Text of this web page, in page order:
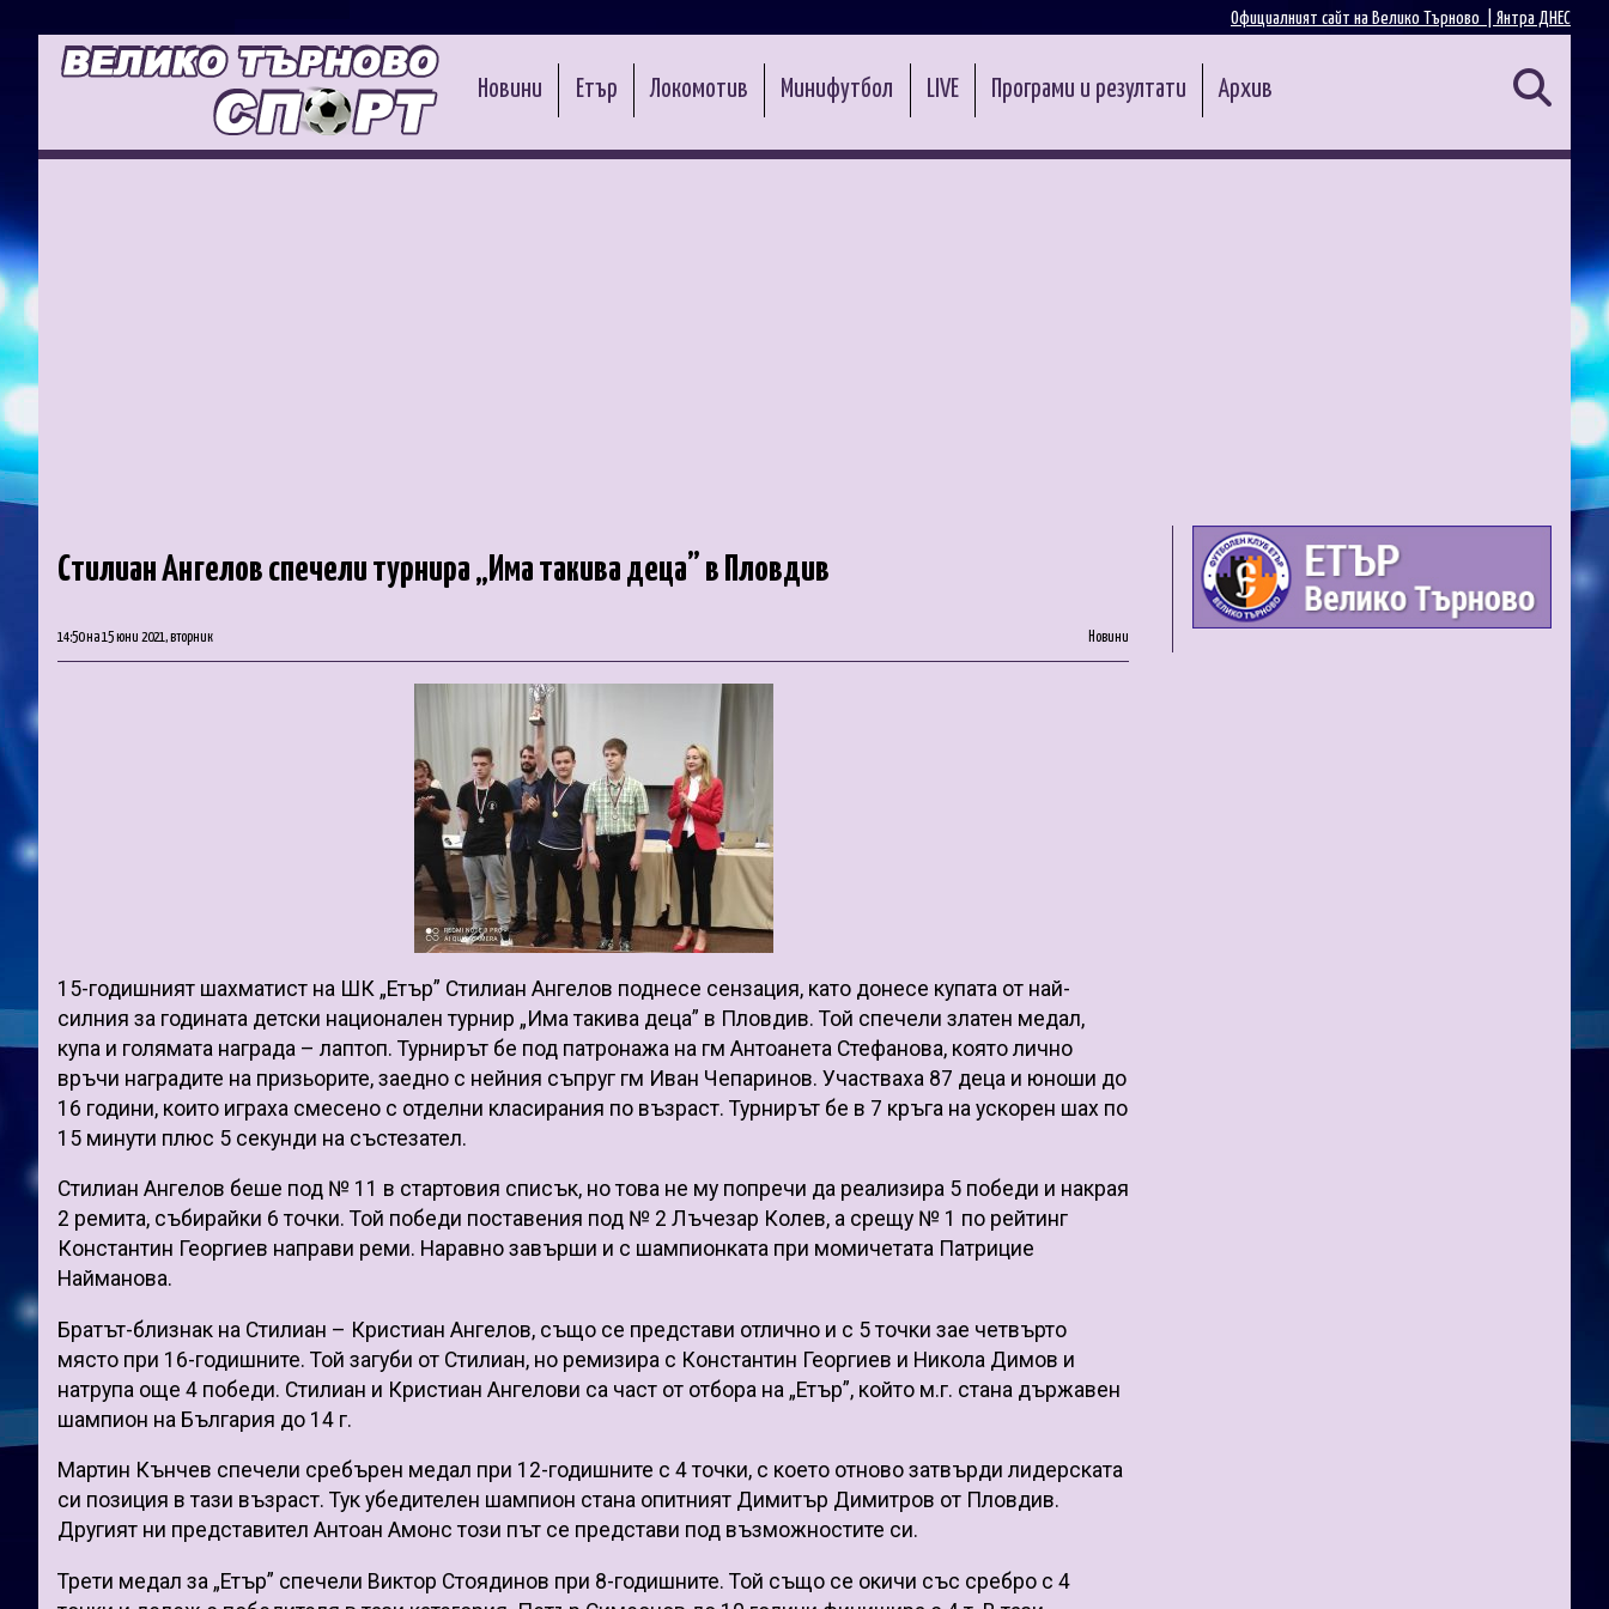
Янтра ДНЕС
Официалният сайт на Велико Търново |
Новини Етър Локомотив Минифутбол LIVE Програми и резултати Архив
Стилиан Ангелов спечели турнира „Има такива деца” в Пловдив
14:50 на 15 юни 2021, вторник Новини
15-годишният шахматист на ШК „Етър” Стилиан Ангелов поднесе сензация, като донесе купата от най-
силния за годината детски национален турнир „Има такива деца” в Пловдив. Той спечели златен медал,
купа и голямата награда – лаптоп. Турнирът бе под патронажа на гм Антоанета Стефанова, която лично
връчи наградите на призьорите, заедно с нейния съпруг гм Иван Чепаринов. Участваха 87 деца и юноши до
16 години, които играха смесено с отделни класирания по възраст. Турнирът бе в 7 кръга на ускорен шах по
15 минути плюс 5 секунди на състезател.
Стилиан Ангелов беше под № 11 в стартовия списък, но това не му попречи да реализира 5 победи и накрая
2 ремита, събирайки 6 точки. Той победи поставения под № 2 Лъчезар Колев, а срещу № 1 по рейтинг
Константин Георгиев направи реми. Наравно завърши и с шампионката при момичетата Патрицие
Найманова.
Братът-близнак на Стилиан – Кристиан Ангелов, също се представи отлично и с 5 точки зае четвърто
място при 16-годишните. Той загуби от Стилиан, но ремизира с Константин Георгиев и Никола Димов и
натрупа още 4 победи. Стилиан и Кристиан Ангелови са част от отбора на „Етър”, който м.г. стана държавен
шампион на България до 14 г.
Мартин Кънчев спечели сребърен медал при 12-годишните с 4 точки, с което отново затвърди лидерската
си позиция в тази възраст. Тук убедителен шампион стана опитният Димитър Димитров от Пловдив.
Другият ни представител Антоан Амонс този път се представи под възможностите си.
Трети медал за „Етър” спечели Виктор Стоядинов при 8-годишните. Той също се окичи със сребро с 4